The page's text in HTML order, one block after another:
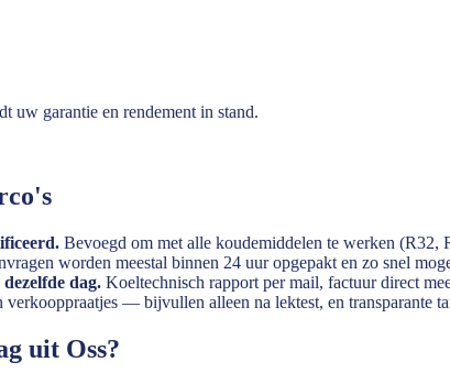
uw garantie en rendement in stand.
Bevoegd om met alle koudemiddelen te werken (R32,
worden meestal binnen 24 uur opgepakt en zo snel
dag. Koeltechnisch rapport per mail, factuur direct
verkooppraatjes — bijvullen alleen na lektest, en transparante
uit Oss?